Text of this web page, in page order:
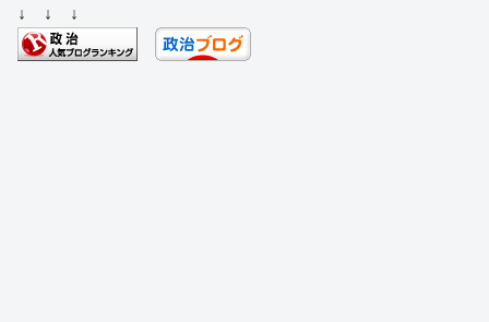
b
d
y
↓ ↓ ↓